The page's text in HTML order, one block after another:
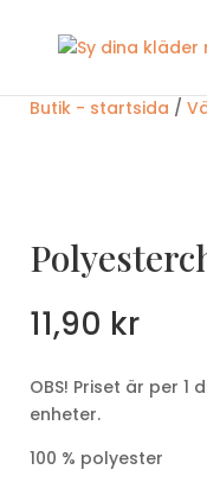
Butik - startsida /
11,90 kr
OBS! Priset är per 1
enheter.
100 % polyester